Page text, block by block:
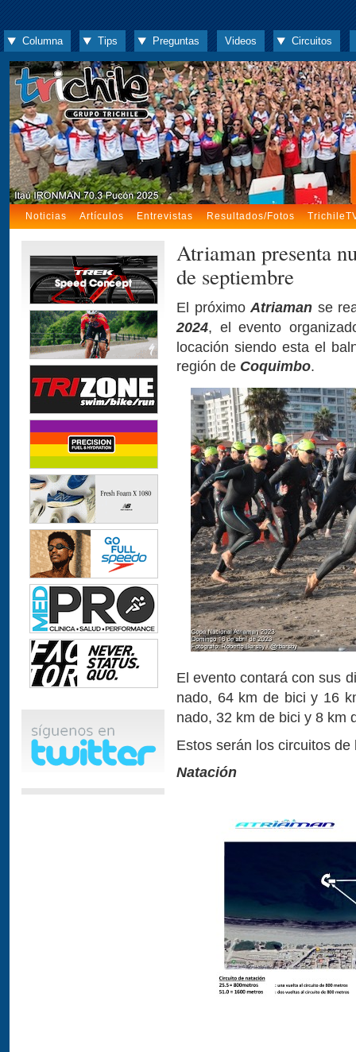
Columna Tips Preguntas Videos Circuitos
Noticias Artículos Entrevistas Resultados/Fotos
Atriaman presenta
de septiembre
El próximoAtriaman se
2024, el evento
locación siendo esta el
región de Coquimbo.
El evento contará con sus
nado, 64 km de bici y 16
nado, 32 km de bici y 8 km
Estos serán los circuitos
Natación